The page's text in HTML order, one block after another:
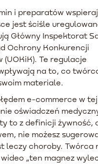
i preparatów
jest ściśle
Główny Inspektorat
Ochrony Konkurencji
(UOKiK). Te regulacje
na to, co
materiale.
e-commerce w
oświadczeń
to z definicji żywność,
nie możesz
leczy choroby. Twórca
„ten magnez